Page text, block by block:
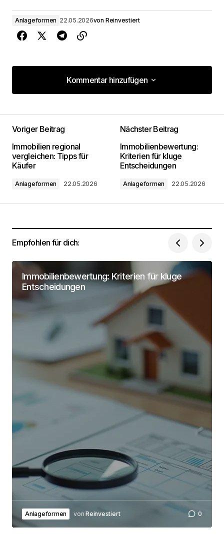
Anlageformen 22.05.2026von Reinvestiert
Kommentar hinzufügen
Kommentar hinzufügen
Deine E-Mail-Adresse wird nicht
veröffentlicht. Erforderliche Felder sind mit*
markiert
Kommentar*
Dein Name*
Deine Email Adresse*
Name, E-Mail-Adresse und Website in diesem
Browser für meinen nächsten Kommentar
Submit Comment
Voriger Beitrag
Immobilien regional
vergleichen: Tipps für
Käufer
Anlageformen 22.05.2026
Nächster Beitrag
Immobilienbewertung:
Kriterien für kluge
Entscheidungen
Anlageformen 22.05.2026
Empfohlen für dich:
Immobilienbewertung: Kriterien für kluge
Entscheidungen
Anlageformen von Reinvestiert 0